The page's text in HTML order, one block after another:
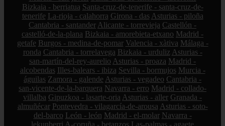
Bizkaia - berriatua Santa-cruz-de-tenerife - santa-cruz-de-
tenerife La-rioja - calahorra Girona - das Asturias - piloña
Cantabria - santander Alicante - torrevieja Castellón -
castelló-de-la-plana Bizkaia - amorebieta-etxano Madrid -
getafe Burgos - medina-de-pomar Valencia - xàtiva Málaga -
ronda Cantabria - torrelavega Bizkaia - urduliz Asturias -
san-martín-del-rey-aurelio Asturias - proaza Madrid -
alcobendas Illes-balears - ibiza Sevilla - bormujos Murcia -
águilas Zamora - galende Asturias - vegadeo Cantabria -
san-vicente-de-la-barquera Navarra - erro Madrid - collado-
villalba Gipuzkoa - lasarte-oria Asturias - aller Granada -
almuñécar Pontevedra - vilagarcía-de-arousa Asturias - soto-
del-barco León - león Madrid - el-molar Navarra -
lekunberri A-coruña - betanzos Las-palmas - agaete